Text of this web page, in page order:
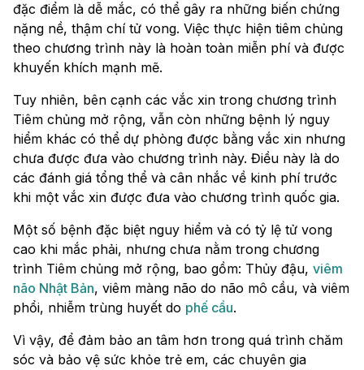
đặc điểm là dễ mắc, có thể gây ra những biến chứng
nặng nề, thậm chí tử vong. Việc thực hiện tiêm chủng
theo chương trình này là hoàn toàn miễn phí và được
khuyến khích mạnh mẽ.
Tuy nhiên, bên cạnh các vắc xin trong chương trình
Tiêm chủng mở rộng, vẫn còn những bệnh lý nguy
hiểm khác có thể dự phòng được bằng vắc xin nhưng
chưa được đưa vào chương trình này. Điều này là do
các đánh giá tổng thể và cân nhắc về kinh phí trước
khi một vắc xin được đưa vào chương trình quốc gia.
Một số bệnh đặc biệt nguy hiểm và có tỷ lệ tử vong
cao khi mắc phải, nhưng chưa nằm trong chương
trình Tiêm chủng mở rộng, bao gồm: Thủy đậu, viêm
não Nhật Bản, viêm màng não do não mô cầu, và viêm
phổi, nhiễm trùng huyết do phế cầu.
Vì vậy, để đảm bảo an tâm hơn trong quá trình chăm
sóc và bảo vệ sức khỏe trẻ em, các chuyên gia